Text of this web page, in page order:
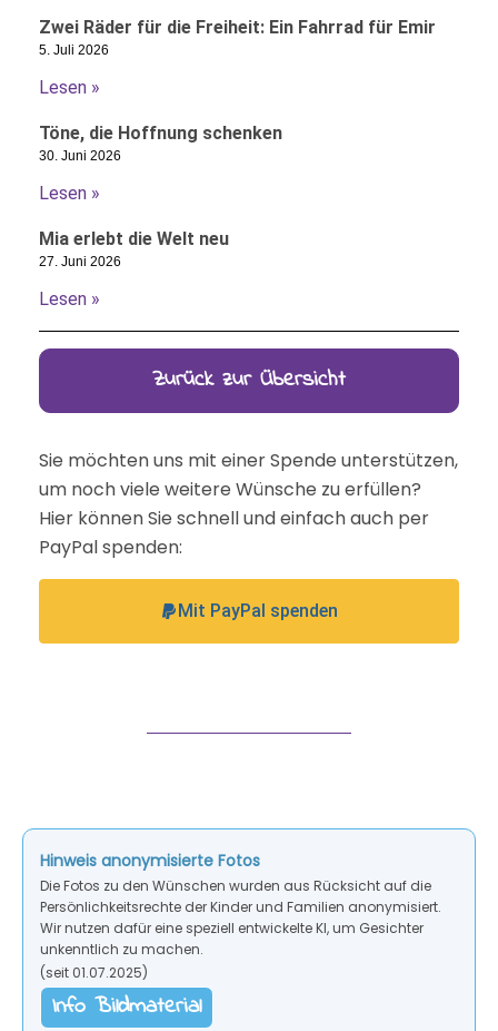
Zwei Räder für die Freiheit: Ein Fahrrad für Emir
5. Juli 2026
Lesen »
Töne, die Hoffnung schenken
30. Juni 2026
Lesen »
Mia erlebt die Welt neu
27. Juni 2026
Lesen »
Zurück zur Übersicht
Sie möchten uns mit einer Spende unterstützen,
um noch viele weitere Wünsche zu erfüllen?
Hier können Sie schnell und einfach auch per
PayPal spenden:
Mit PayPal spenden
Hinweis anonymisierte Fotos
Die Fotos zu den Wünschen wurden aus Rücksicht auf die
Persönlichkeitsrechte der Kinder und Familien anonymisiert.
Wir nutzen dafür eine speziell entwickelte KI, um Gesichter
unkenntlich zu machen.
(seit 01.07.2025)
Info Bildmaterial